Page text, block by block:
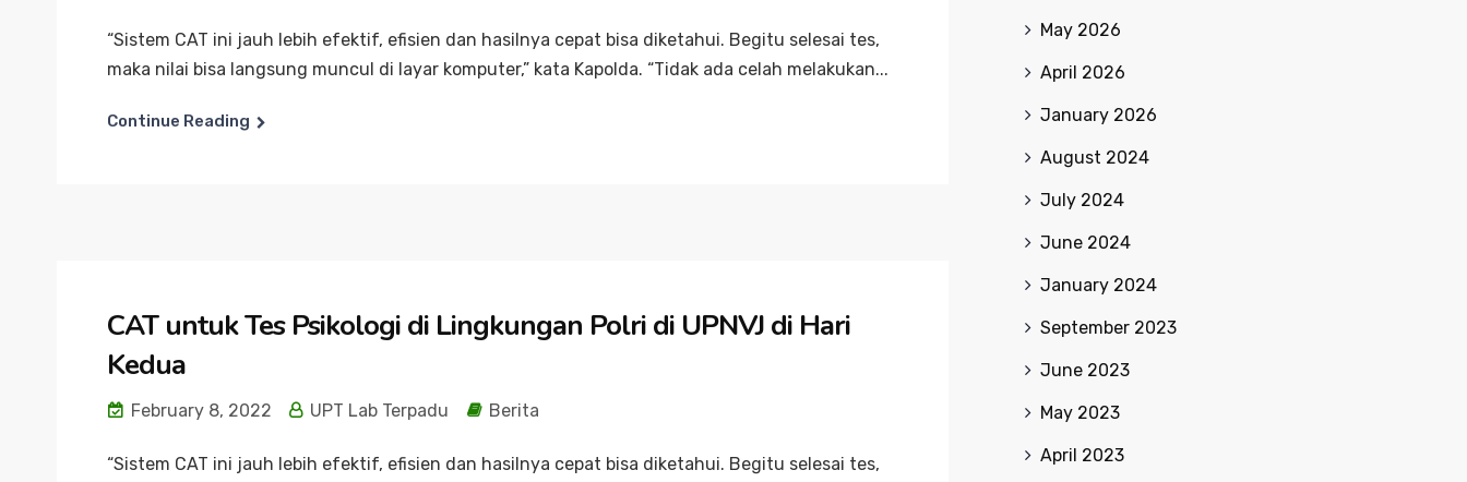
“Sistem CAT ini jauh lebih efektif, efisien dan hasilnya cepat bisa diketahui. Begitu selesai tes,
maka nilai bisa langsung muncul di layar komputer,” kata Kapolda. “Tidak ada celah melakukan...
Continue Reading
CAT untuk Tes Psikologi di Lingkungan Polri di UPNVJ di Hari
Kedua
February 8, 2022 UPT Lab Terpadu Berita
“Sistem CAT ini jauh lebih efektif, efisien dan hasilnya cepat bisa diketahui. Begitu selesai tes,
May 2026
April 2026
January 2026
August 2024
July 2024
June 2024
January 2024
September 2023
June 2023
May 2023
April 2023